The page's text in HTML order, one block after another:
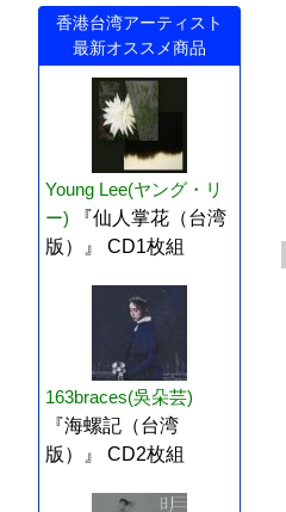
香港台湾アーティスト
最新オススメ商品
Young Lee(ヤング・リ
ー)
『仙人掌花（台湾
版）』 CD1枚組
163braces(吳朵芸)
『海螺記（台湾
版）』 CD2枚組